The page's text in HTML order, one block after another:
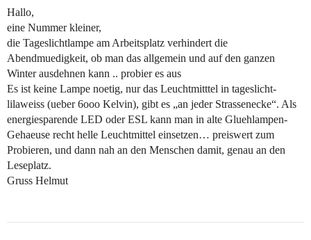
Hallo,
eine Nummer kleiner,
die Tageslichtlampe am Arbeitsplatz verhindert die
Abendmuedigkeit, ob man das allgemein und auf den ganzen
Winter ausdehnen kann .. probier es aus
Es ist keine Lampe noetig, nur das Leuchtmitttel in tageslicht-
lilaweiss (ueber 6ooo Kelvin), gibt es „an jeder Strassenecke“. Als
energiesparende LED oder ESL kann man in alte Gluehlampen-
Gehaeuse recht helle Leuchtmittel einsetzen… preiswert zum
Probieren, und dann nah an den Menschen damit, genau an den
Leseplatz.
Gruss Helmut